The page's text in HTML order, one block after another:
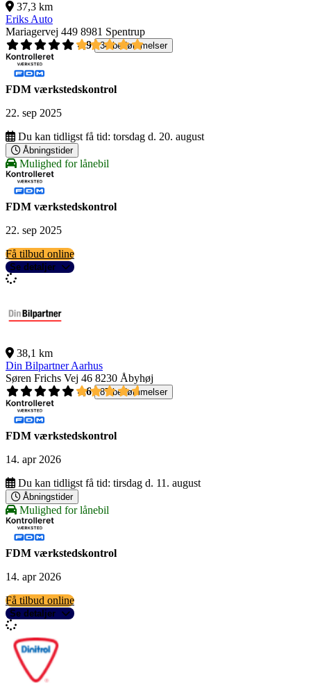
37,3 km
Eriks Auto
Mariagervej 449 8981 Spentrup
4,9
34 bedømmelser
FDM værkstedskontrol
22. sep 2025
Du kan tidligst få tid: torsdag d. 20. august
Åbningstider
Mulighed for lånebil
FDM værkstedskontrol
22. sep 2025
Få tilbud online
Se detaljer
38,1 km
Din Bilpartner Aarhus
Søren Frichs Vej 46 8230 Åbyhøj
4,6
87 bedømmelser
FDM værkstedskontrol
14. apr 2026
Du kan tidligst få tid: tirsdag d. 11. august
Åbningstider
Mulighed for lånebil
FDM værkstedskontrol
14. apr 2026
Få tilbud online
Se detaljer